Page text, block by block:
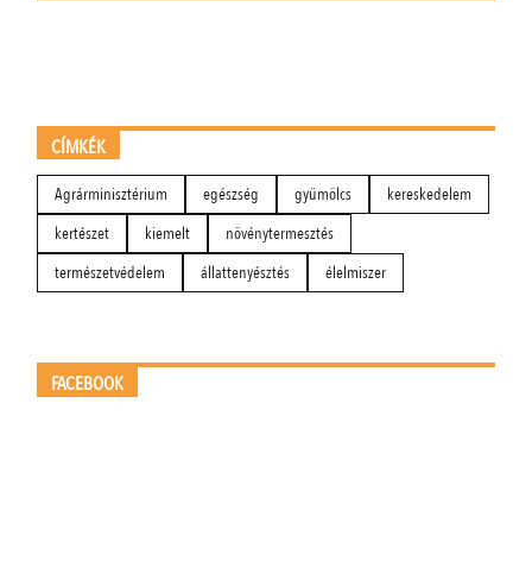
CÍMKÉK
Agrárminisztérium egészség gyümölcs
kereskedelem
kertészet
kiemelt
növénytermesztés
természetvédelem
állattenyésztés élelmiszer
FACEBOOK